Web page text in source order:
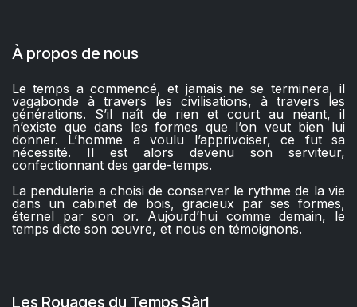
À propos de nous
Le temps a commencé, et jamais ne se terminera, il
vagabonde à travers les civilisations, à travers les
générations. S’il naît de rien et court au néant, il
n’existe que dans les formes que l’on veut bien lui
donner. L’homme a voulu l’apprivoiser, ce fut sa
nécessité. Il est alors devenu son serviteur,
confectionnant des garde-temps.
La pendulerie a choisi de conserver le rythme de la vie
dans un cabinet de bois, gracieux par ses formes,
éternel par son or. Aujourd’hui comme demain, le
temps dicte son œuvre, et nous en témoignons.
Les Rouages du Temps Sàrl